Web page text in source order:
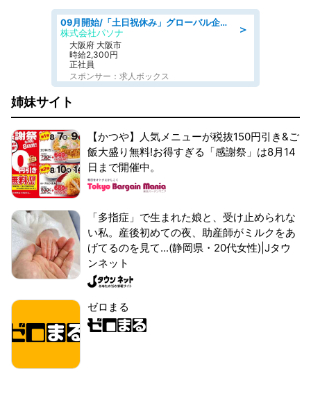
＞
09月開始/「土日祝休み」グローバル企業での産業保健のお仕事/保健師/高時給/残業なし/服装自由
株式会社パソナ
大阪府 大阪市
時給2,300円
正社員
スポンサー：求人ボックス
姉妹サイト
【かつや】人気メニューが税抜150円引き&ご
飯大盛り無料!お得すぎる「感謝祭」は8月14
日まで開催中。
「多指症」で生まれた娘と、受け止められな
い私。産後初めての夜、助産師がミルクをあ
げてるのを見て...(静岡県・20代女性)|Jタウ
ンネット
ゼロまる